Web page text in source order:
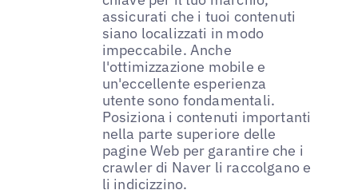
assicurati che i tuoi contenuti
siano localizzati in modo
impeccabile. Anche
l'ottimizzazione mobile e
un'eccellente esperienza
utente sono fondamentali.
Posiziona i contenuti importanti
nella parte superiore delle
pagine Web per garantire che i
crawler di Naver li raccolgano e
li indicizzino.